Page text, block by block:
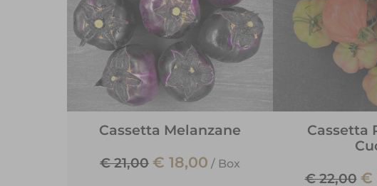
Cassetta Melanzane
€ 21,00 € 18,00 / Box
Cassetta
€ 22,00 €